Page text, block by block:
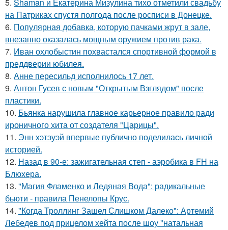
5. Shaman и Екатерина Мизулина тихо отметили свадьбу
на Патриках спустя полгода после росписи в Донецке.
6. Популярная добавка, которую пачками жрут в зале,
внезапно оказалась мощным оружием против рака.
7. Иван охлобыстин похвастался спортивной формой в
преддверии юбилея.
8. Анне пересильд исполнилось 17 лет.
9. Антон Гусев с новым "Открытым Взглядом" после
пластики.
10. Бьянка нарушила главное карьерное правило ради
ироничного хита от создателя "Царицы".
11. Энн хэтэуэй впервые публично поделилась личной
историей.
12. Назад в 90-е: зажигательная степ - аэробика в FH на
Блюхера.
13. "Магия Фламенко и Ледяная Вода": радикальные
бьюти - правила Пенелопы Крус.
14. "Когда Троллинг Зашел Слишком Далеко": Артемий
Лебедев под прицелом хейта после шоу "натальная